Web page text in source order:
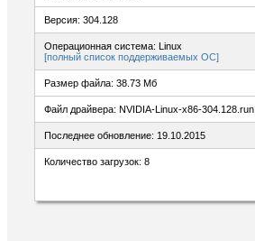
Версия: 304.128
Операционная система: Linux
[полный список поддерживаемых ОС]
Размер файла: 38.73 Мб
Файл драйвера: NVIDIA-Linux-x86-304.128.run
Последнее обновление: 19.10.2015
Количество загрузок: 8